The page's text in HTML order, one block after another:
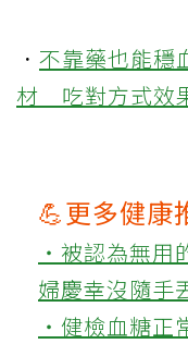
． 不靠藥也能穩
材 吃對方式效
💪更多健康
‧被認為無用
婦慶幸沒隨手
‧健檢血糖正